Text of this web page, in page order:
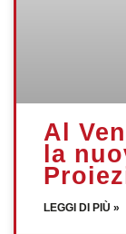
Al
la
LEGGI DI PIÙ »